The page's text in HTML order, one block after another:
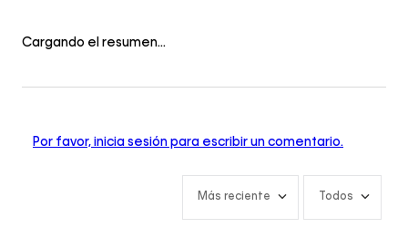
Cargando el resumen…
Por favor, inicia sesión para escribir un comentario.
Más reciente Todos